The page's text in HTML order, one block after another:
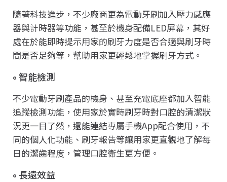
隨著科技進步，不少廠商更為電動牙刷加入壓力感應
器與計時器等功能，甚至於機身配備LED屏幕，其好
處在於能即時提示用家的刷牙力度是否合適與刷牙時
間是否足夠等，幫助用家更輕鬆地掌握刷牙方式。
智能檢測
不少電動牙刷產品的機身、甚至充電底座都加入智能
追蹤檢測功能，使用家於實時刷牙時對口腔的清潔狀
況更一目了然，還能連結專屬手機App配合使用，不
同的個人化功能、刷牙報告等讓用家更直觀地了解每
日的潔齒程度，管理口腔衛生更方便。
長遠效益